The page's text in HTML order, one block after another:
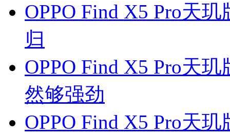
OPPO Find X5 Pro天
归
OPPO Find X5 Pro天
然够强劲
OPPO Find X5 Pro天